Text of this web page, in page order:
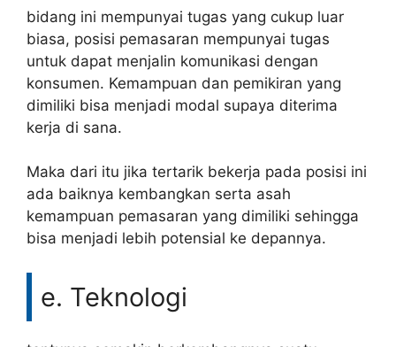
bidang ini mempunyai tugas yang cukup luar
biasa, posisi pemasaran mempunyai tugas
untuk dapat menjalin komunikasi dengan
konsumen. Kemampuan dan pemikiran yang
dimiliki bisa menjadi modal supaya diterima
kerja di sana.
Maka dari itu jika tertarik bekerja pada posisi ini
ada baiknya kembangkan serta asah
kemampuan pemasaran yang dimiliki sehingga
bisa menjadi lebih potensial ke depannya.
e. Teknologi